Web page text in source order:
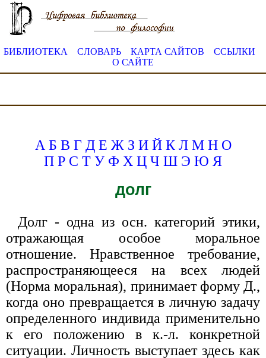
БИБЛИОТЕКА СЛОВАРЬ КАРТА САЙТОВ
ССЫЛКИ
О САЙТЕ
А Б В Г Д Е Ж З И Й К Л М Н О
П Р С Т У Ф Х Ц Ч Ш Э Ю Я
долг
Долг - одна из осн. категорий этики,
отражающая особое моральное
отношение. Нравственное требование,
распространяющееся на всех людей
(Норма моральная), принимает форму Д.,
когда оно превращается в личную задачу
определенного индивида применительно
к его положению в к.-л. конкретной
ситуации. Личность выступает здесь как